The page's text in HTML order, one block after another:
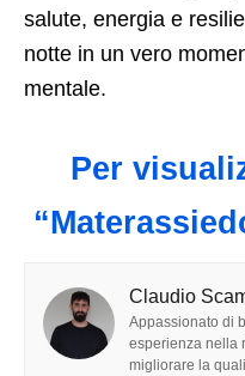
salute, energia e
notte in un vero
mentale.
Per
Claudio
Appassionato di
esperienza nella
migliorare la